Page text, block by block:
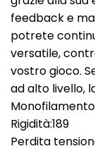
feedback e
potrete
versatile,
vostro gioco.
ad alto livello,
Rigidità:189
Perdita